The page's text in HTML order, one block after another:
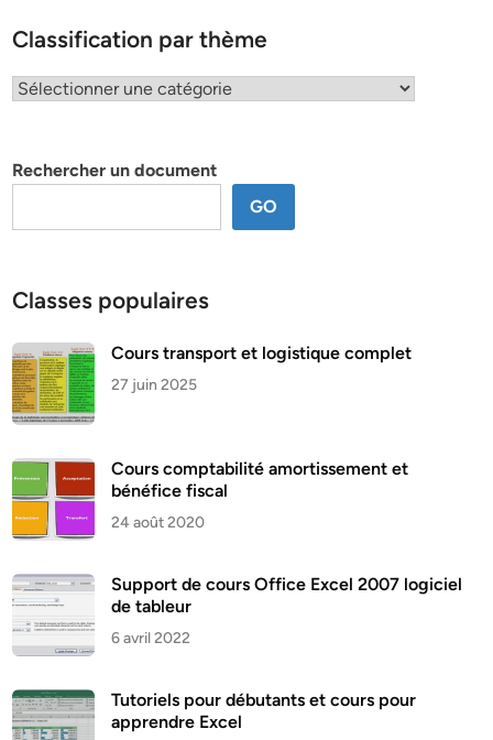
Classification par thème
Classification
Rechercher un document
GO
Classes populaires
Cours transport et logistique complet
27 juin 2025
Cours comptabilité amortissement et
bénéfice fiscal
24 août 2020
Support de cours Office Excel 2007 logiciel
de tableur
6 avril 2022
Tutoriels pour débutants et cours pour
apprendre Excel